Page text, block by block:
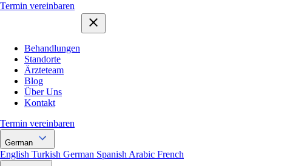
Termin vereinbaren
Behandlungen
Standorte
Ärzteteam
Blog
Über Uns
Kontakt
Termin vereinbaren
German
English Turkish German Spanish Arabic French